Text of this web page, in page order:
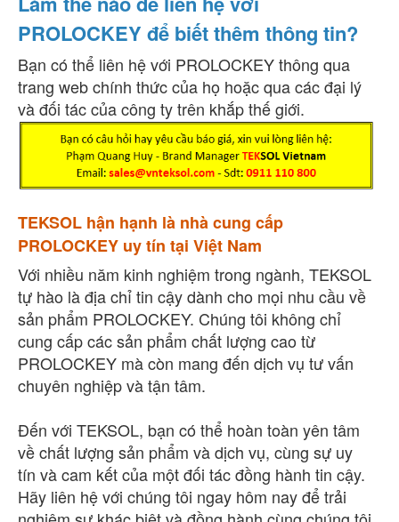
PROLOCKEY để biết thêm thông tin?
Bạn có thể liên hệ với PROLOCKEY thông qua
trang web chính thức của họ hoặc qua các đại lý
và đối tác của công ty trên khắp thế giới.
TEKSOL hận hạnh là nhà cung cấp
PROLOCKEY uy tín tại Việt Nam
Với nhiều năm kinh nghiệm trong ngành, TEKSOL
tự hào là địa chỉ tin cậy dành cho mọi nhu cầu về
sản phẩm PROLOCKEY. Chúng tôi không chỉ
cung cấp các sản phẩm chất lượng cao từ
PROLOCKEY mà còn mang đến dịch vụ tư vấn
chuyên nghiệp và tận tâm.
Đến với TEKSOL, bạn có thể hoàn toàn yên tâm
về chất lượng sản phẩm và dịch vụ, cùng sự uy
tín và cam kết của một đối tác đồng hành tin cậy.
Hãy liên hệ với chúng tôi ngay hôm nay để trải